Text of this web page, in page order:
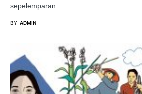
sepelemparan…
BY ADMIN